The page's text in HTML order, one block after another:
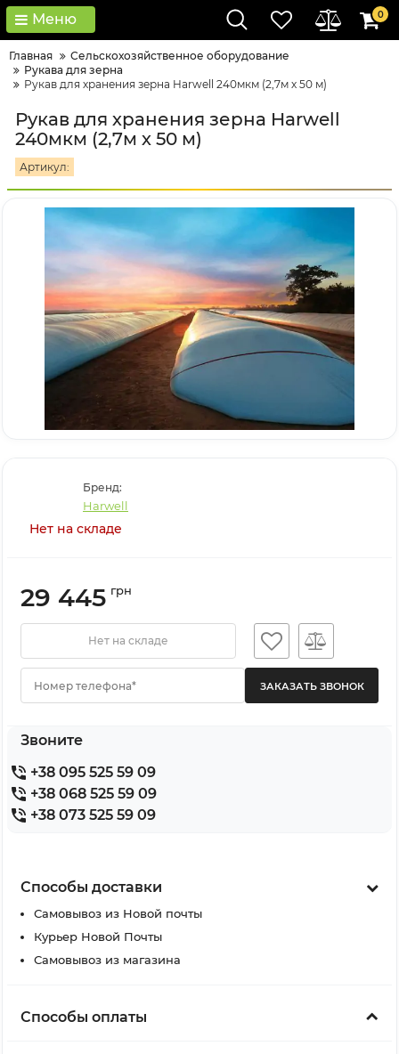
Меню 0
Главная
Сельскохозяйственное оборудование
Рукава для зерна
Рукав для хранения зерна Harwell 240мкм (2,7м х 50 м)
Рукав для хранения зерна Harwell
240мкм (2,7м х 50 м)
Артикул:
Бренд:
Harwell
Нет на складе
29 445 грн
Нет на складе
Номер телефона*
Звоните
+38 095 525 59 09
+38 068 525 59 09
+38 073 525 59 09
Способы доставки
Самовывоз из Новой почты
Курьер Новой Почты
Самовывоз из магазина
Способы оплаты